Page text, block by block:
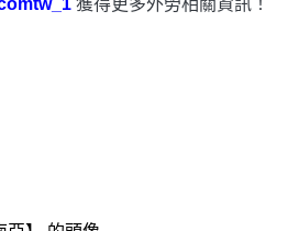
獲得更多外勞相關資訊！